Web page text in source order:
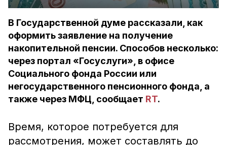
В Государственной думе рассказали, как
оформить заявление на получение
накопительной пенсии. Способов несколько:
через портал «Госуслуги», в офисе
Социального фонда России или
негосударственного пенсионного фонда, а
также через МФЦ, сообщает RT.
Время, которое потребуется для
рассмотрения, может составлять до